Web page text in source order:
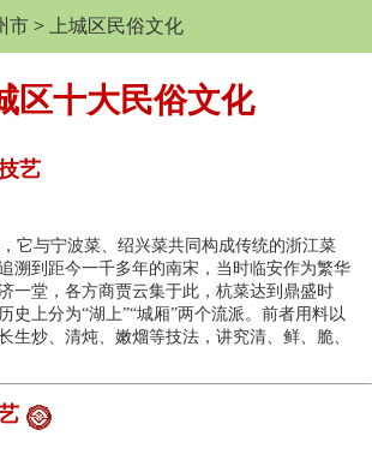
市 > 上城区民俗文化
区十大民俗文化
艺
与宁波菜、绍兴菜共同构成传统的浙江菜
溯到距今一千多年的南宋，当时临安作为繁华
一堂，各方商贾云集于此，杭菜达到鼎盛时
史上分为“湖上”“城厢”两个流派。前者用料以
生炒、清炖、嫩熘等技法，讲究清、鲜、脆、